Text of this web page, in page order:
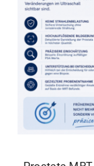
Kontakt